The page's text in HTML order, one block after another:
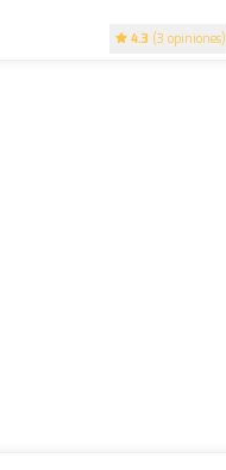
4.3 (3 opiniones)